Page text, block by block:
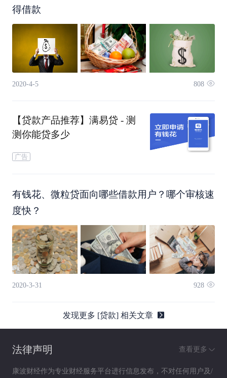
得借款
2020-4-5 808
【贷款产品推荐】满易贷 - 测
测你能贷多少
广告
有钱花、微粒贷面向哪些借款用户？哪个审核速
度快？
2020-3-31 928
发现更多 [贷款] 相关文章
法律声明 查看更多
康波财经作为专业财经服务平台进行信息发布，不对任何用户及/